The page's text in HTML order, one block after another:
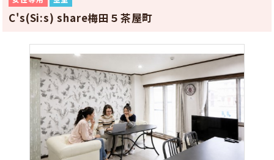
C's(Si:s) share梅田５茶屋町